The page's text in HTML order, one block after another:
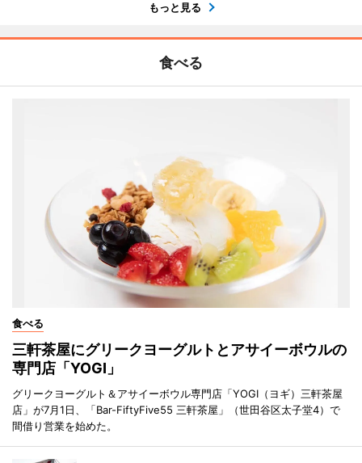
もっと見る
食べる
食べる
三軒茶屋にグリークヨーグルトとアサイーボウルの
専門店「YOGI」
グリークヨーグルト＆アサイーボウル専門店「YOGI（ヨギ）三軒茶屋
店」が7月1日、「Bar-FiftyFive55 三軒茶屋」（世田谷区太子堂4）で
間借り営業を始めた。